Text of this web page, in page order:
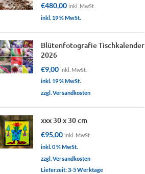
€480,00 inkl. MwSt.
inkl. 19 % MwSt.
Blütenfotografie Tischkalender
2026
€9,00 inkl. MwSt.
inkl. 19 % MwSt.
zzgl. Versandkosten
xxx 30 x 30 cm
€95,00 inkl. MwSt.
inkl. 0 % MwSt.
zzgl. Versandkosten
Lieferzeit:3-5 Werktage